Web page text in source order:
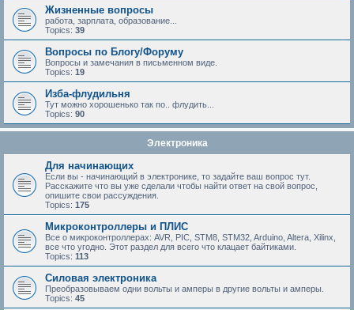
Жизненные вопросы
работа, зарплата, образование...
Topics: 39
Вопросы по Блогу/Форуму
Вопросы и замечания в письменном виде.
Topics: 19
Изба-флудильня
Тут можно хорошенько так по.. флудить...
Topics: 90
Электроника
Для начинающих
Если вы - начинающий в электронике, то задайте ваш вопрос тут.
Расскажите что вы уже сделали чтобы найти ответ на свой вопрос,
опишите свои рассуждения.
Topics: 175
Микроконтроллеры и ПЛИС
Все о микроконтроллерах: AVR, PIC, STM8, STM32, Arduino, Altera, Xilinx,
все что угодно. Этот раздел для всего что клацает байтиками.
Topics: 113
Силовая электроника
Преобразовываем одни вольты и амперы в другие вольты и амперы.
Topics: 45